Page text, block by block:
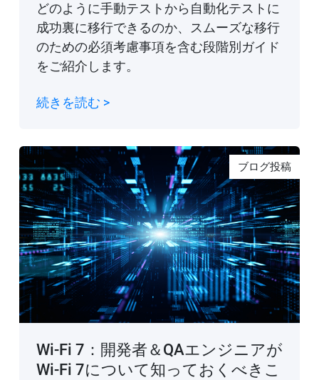
どのように手動テストから自動化テストに
成功裏に移行できるのか、スムーズな移行
のための必須考慮事項を含む段階別ガイド
をご紹介します。
続きを読む >
ブログ投稿
Wi-Fi 7：開発者＆QAエンジニアが
Wi-Fi 7について知っておくべきこ